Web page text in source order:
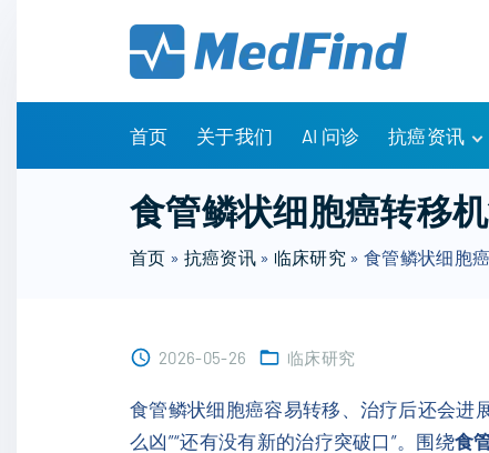
首页 关于我们 AI 问诊 抗癌资讯
有问有答
诊疗指南
药物信息
食管鳞状细胞癌转移
首页 » 抗癌资讯» 临床研究 »食管鳞状细胞
2026-05-26 临床研究
食管鳞状细胞癌容易转移、治疗后还会进
么凶”“还有没有新的治疗突破口”。围绕食